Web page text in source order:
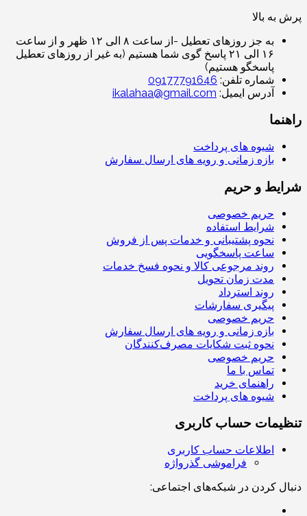
پرش به بالا
به جز روزهای تعطیل -از ساعت ۸ الی ۱۲ ظهر و از ساعت
۱۶ الی ۲۱ پاسخ گوی شما هستیم (به غیر از روزهای تعطیل
پاسخگو هستیم)
شماره تلفن: 09177791646
آدرس ایمیل: ikalahaa@gmail.com
راهنما
شیوه های پرداخت
بازه زمانی و رویه های ارسال سفارش
شرایط و حریم
حریم خصوصی
شرایط استفاده
نحوه پشتیبانی و خدمات پس از فروش
ساعت پاسخگویی
روند مرجوعی کالا و نحوه فسخ خدمات
مدت زمان تحویل
روند استرداد
پیگیری سفارشات
حریم خصوصی
بازه زمانی و رویه های ارسال سفارش
نحوه ثبت شکایات مصرف‌کنندگان
حریم خصوصی
تماس با ما
راهنمای خرید
شیوه های پرداخت
تنظیمات حساب کاربری
اطلاعات حساب کاربری
فراموشی گذرواژه
دنبال کردن در شبکه‌های اجتماعی: